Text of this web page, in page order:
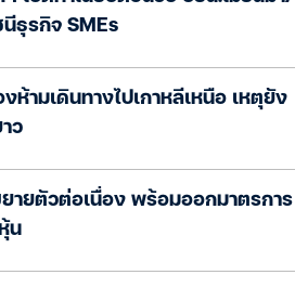
ธุรกิจ SMEs
ห้ามเดินทางไปเกาหลีเหนือ เหตุยัง
ว
ยายตัวต่อเนื่อง พร้อมออกมาตรการ
น